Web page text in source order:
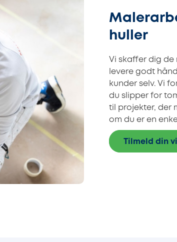
huller
Vi skaffer dig de
levere godt
kunder selv. Vi
du slipper for
til projekter, der
om du er en
Tilmeld din